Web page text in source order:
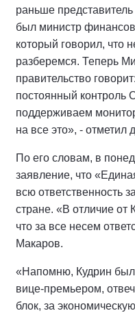
раньше
был министр
который говорил, что
разберемся. Теперь
правительство
постоянный контроль
поддерживаем
на все это», - отметил
По его словам, в
заявление, что
всю ответственность
стране. «В отличие от
что за все несем
Макаров.
«Напомню, Кудрин
вице-премьером,
блок, за